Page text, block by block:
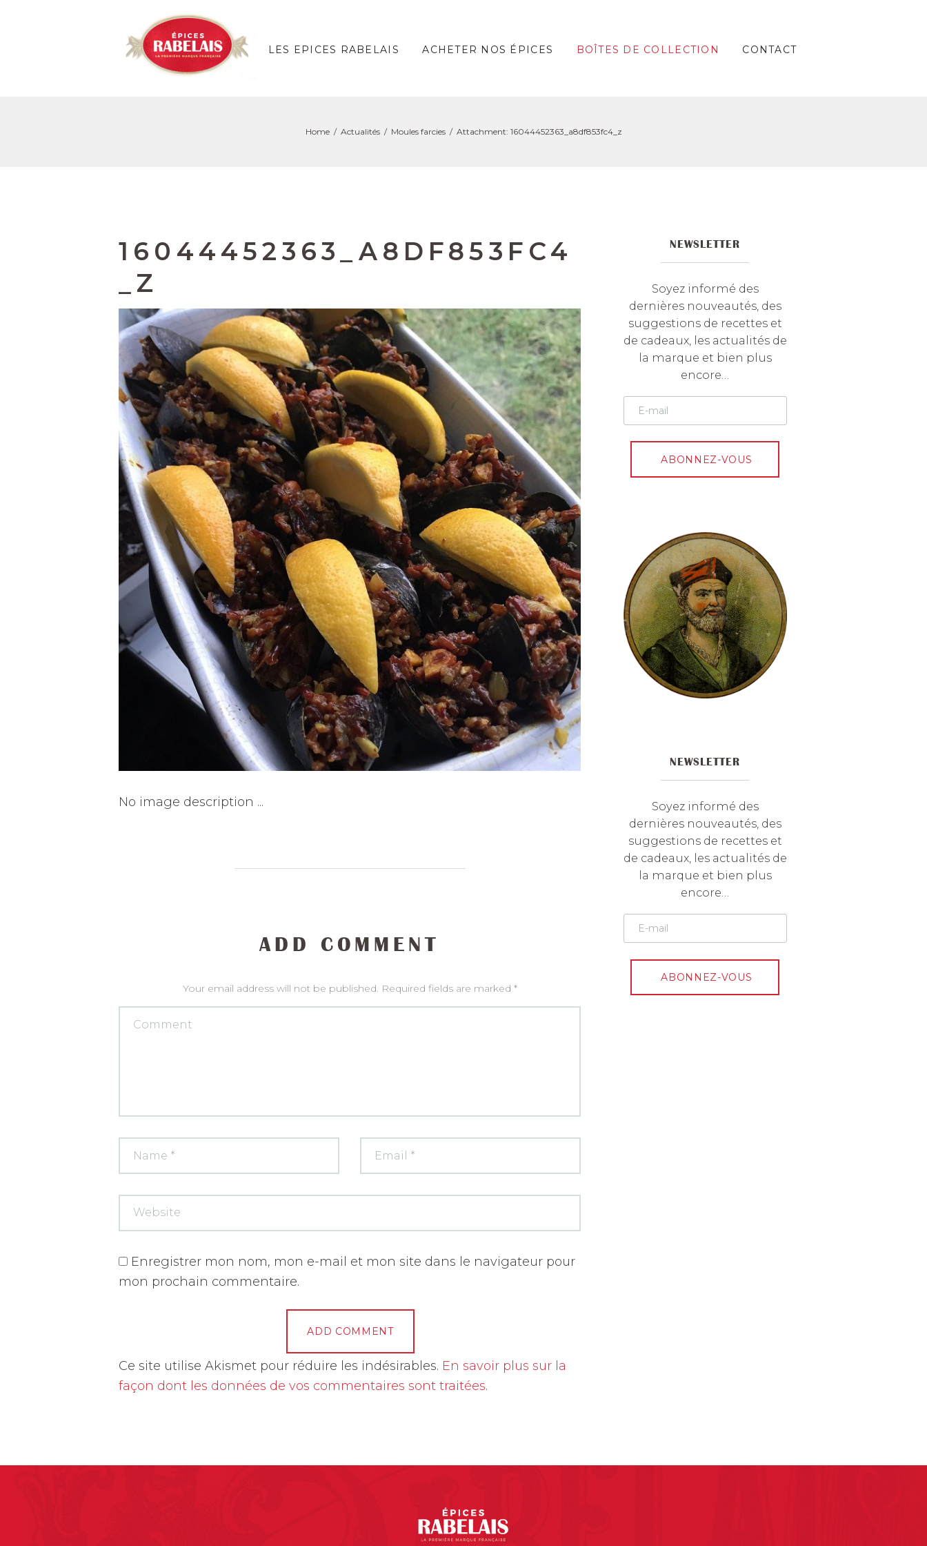
LES EPICES RABELAIS ACHETER NOS ÉPICES BOÎTES DE COLLECTION CONTACT
Home Actualités Moules farcies Attachment: 16044452363_a8df853fc4_z
16044452363_A8DF853FC4
_Z
No image description ...
ADD COMMENT
Your email address will not be published. Required fields are marked *
Enregistrer mon nom, mon e-mail et mon site dans le navigateur pour
mon prochain commentaire.
A
l
n
Ce site utilise Akismet pour réduire les indésirables. En savoir plus sur la
façon dont les données de vos commentaires sont traitées.
NEWSLETTER
Soyez informé des
dernières nouveautés, des
suggestions de recettes et
de cadeaux, les actualités de
la marque et bien plus
encore…
NEWSLETTER
Soyez informé des
dernières nouveautés, des
suggestions de recettes et
de cadeaux, les actualités de
la marque et bien plus
encore…